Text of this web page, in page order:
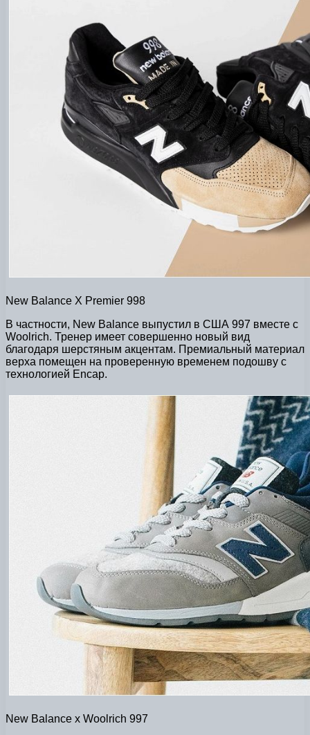
New Balance X Premier 998
В частности, New Balance выпустил в США 997 вместе с
Woolrich. Тренер имеет совершенно новый вид
благодаря шерстяным акцентам. Премиальный материал
верха помещен на проверенную временем подошву с
технологией Encap.
New Balance x Woolrich 997